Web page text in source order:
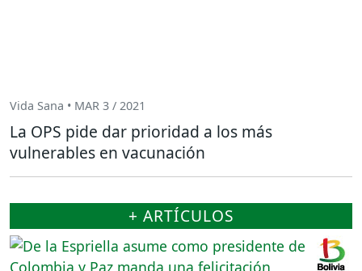
Vida Sana • MAR 3 / 2021
La OPS pide dar prioridad a los más
vulnerables en vacunación
+ ARTÍCULOS